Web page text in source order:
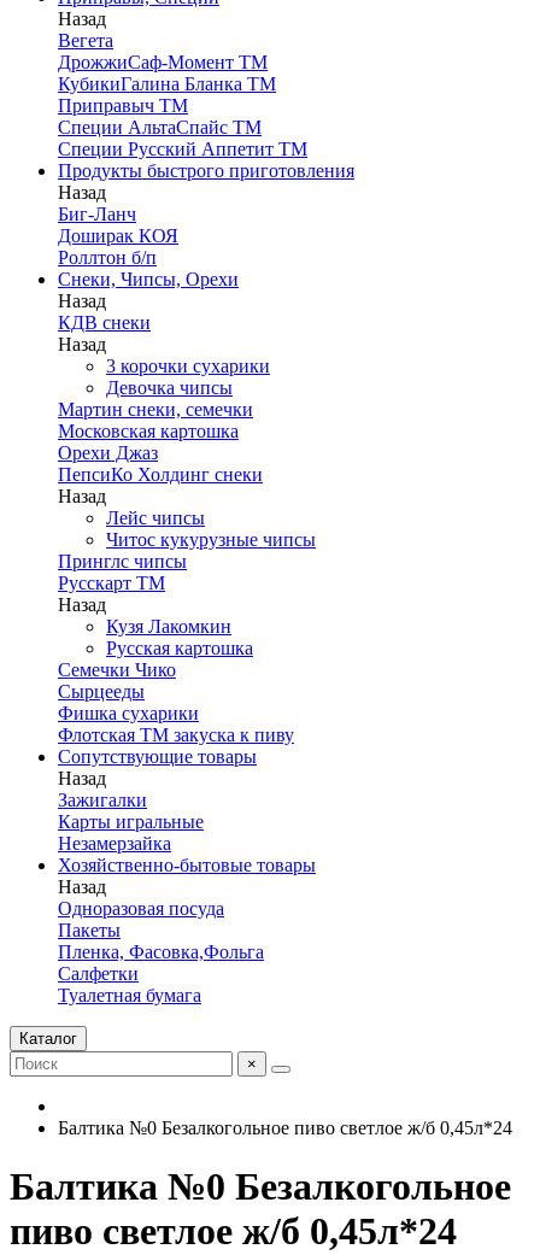
Назад
Вегета
ДрожжиСаф-Момент ТМ
КубикиГалина Бланка ТМ
Приправыч ТМ
Специи АльтаСпайс ТМ
Специи Русский Аппетит ТМ
Продукты быстрого приготовления
Назад
Биг-Ланч
Доширак КОЯ
Роллтон б/п
Снеки, Чипсы, Орехи
Назад
КДВ снеки
Назад
3 корочки сухарики
Девочка чипсы
Мартин снеки, семечки
Московская картошка
Орехи Джаз
ПепсиКо Холдинг снеки
Назад
Лейс чипсы
Читос кукурузные чипсы
Принглс чипсы
Русскарт ТМ
Назад
Кузя Лакомкин
Русская картошка
Семечки Чико
Сырцееды
Фишка сухарики
Флотская ТМ закуска к пиву
Сопутствующие товары
Назад
Зажигалки
Карты игральные
Незамерзайка
Хозяйственно-бытовые товары
Назад
Одноразовая посуда
Пакеты
Пленка, Фасовка,Фольга
Салфетки
Туалетная бумага
Каталог
×
Балтика №0 Безалкогольное пиво светлое ж/б 0,45л*24
Балтика №0 Безалкогольное
пиво светлое ж/б 0,45л*24